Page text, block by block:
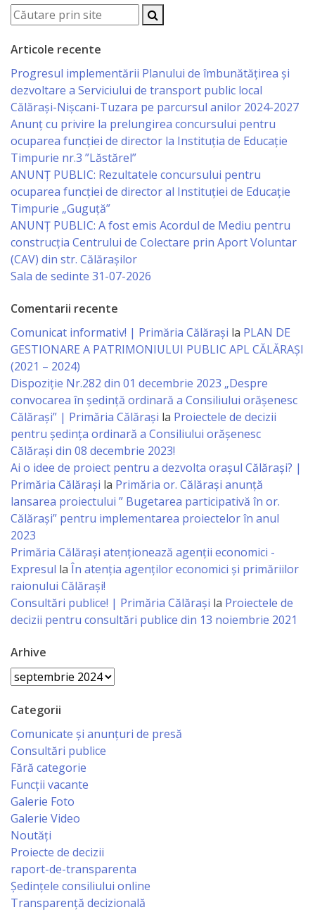
Specialist
în
Construcţii,
Gospodărie
Comunală
şi
Drumuri
Specialist
în
Problemele
Business
şi
Comerţ
Specialist
în
Problemele
Tineretului
şi
Sportului
Specialist
pentru
Planificare,
Primar
Viceprimarii
Specialist
Relații
cu
Publicul,
Operator
CISC
Articole recente
Progresul implementării Planului de îmbunătățirea și
dezvoltare a Serviciului de transport public local
Călărași-Nișcani-Tuzara pe parcursul anilor 2024-2027
Anunț cu privire la prelungirea concursului pentru
ocuparea funcţiei de director la Instituția de Educație
Timpurie nr.3 ”Lăstărel”
ANUNȚ PUBLIC: Rezultatele concursului pentru
ocuparea funcției de director al Instituției de Educație
Timpurie „Guguță”
ANUNȚ PUBLIC: A fost emis Acordul de Mediu pentru
construcția Centrului de Colectare prin Aport Voluntar
(CAV) din str. Călărașilor
Sala de sedinte 31-07-2026
Comentarii recente
Comunicat informativ! | Primăria Călărași la PLAN DE
GESTIONARE A PATRIMONIULUI PUBLIC APL CĂLĂRAȘI
(2021 – 2024)
Dispoziție Nr.282 din 01 decembrie 2023 „Despre
convocarea în ședință ordinară a Consiliului orășenesc
Călărași” | Primăria Călărași la Proiectele de decizii
pentru ședința ordinară a Consiliului orășenesc
Călărași din 08 decembrie 2023!
Ai o idee de proiect pentru a dezvolta orașul Călărași? |
Primăria Călărași la Primăria or. Călărași anunță
lansarea proiectului ” Bugetarea participativă în or.
Călărași” pentru implementarea proiectelor în anul
2023
Primăria Călăraşi atenţionează agenţii economici -
Expresul la În atenția agenților economici și primăriilor
raionului Călărași!
Consultări publice! | Primăria Călărași la Proiectele de
decizii pentru consultări publice din 13 noiembrie 2021
Arhive
Arhive
Categorii
Comunicate și anunțuri de presă
Consultări publice
Fără categorie
Funcții vacante
Galerie Foto
Galerie Video
Noutăți
Proiecte de decizii
raport-de-transparenta
Ședințele consiliului online
Transparență decizională